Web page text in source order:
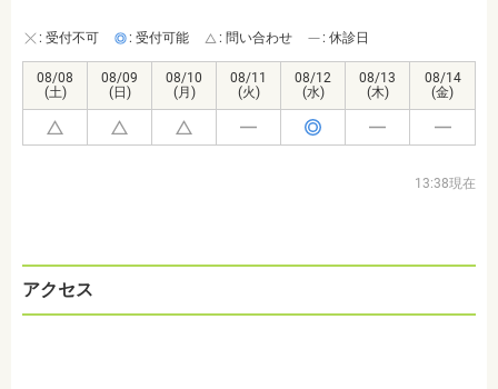
: 受付不可 : 受付可能 : 問い合わせ : 休診日
08/08
(土)
08/09
(日)
08/10
(月)
08/11
(火)
08/12
(水)
08/13
(木)
08/14
(金)
13:38現在
アクセス